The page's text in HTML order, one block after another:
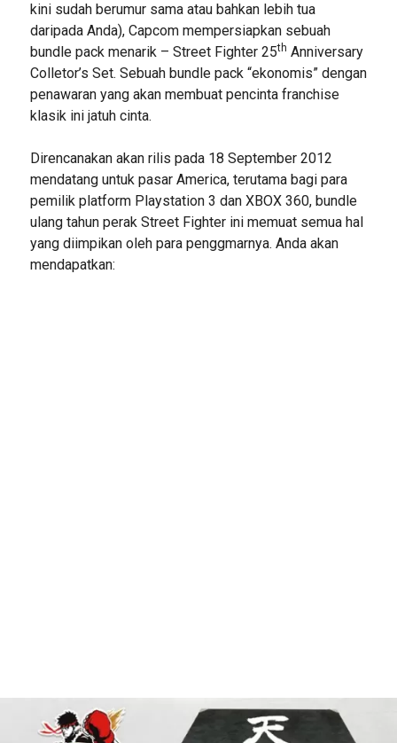
kini sudah berumur sama atau bahkan lebih tua
daripada Anda), Capcom mempersiapkan sebuah
bundle pack menarik – Street Fighter 25th Anniversary
Colletor’s Set. Sebuah bundle pack “ekonomis” dengan
penawaran yang akan membuat pencinta franchise
klasik ini jatuh cinta.
Direncanakan akan rilis pada 18 September 2012
mendatang untuk pasar America, terutama bagi para
pemilik platform Playstation 3 dan XBOX 360, bundle
ulang tahun perak Street Fighter ini memuat semua hal
yang diimpikan oleh para penggmarnya. Anda akan
mendapatkan: